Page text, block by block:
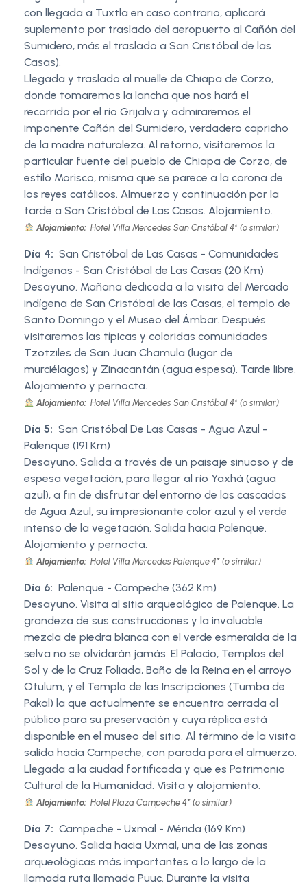
con llegada a Tuxtla en caso contrario, aplicará
suplemento por traslado del aeropuerto al Cañón del
Sumidero, más el traslado a San Cristóbal de las
Casas).
Llegada y traslado al muelle de Chiapa de Corzo,
donde tomaremos la lancha que nos hará el
recorrido por el río Grijalva y admiraremos el
imponente Cañón del Sumidero, verdadero capricho
de la madre naturaleza. Al retorno, visitaremos la
particular fuente del pueblo de Chiapa de Corzo, de
estilo Morisco, misma que se parece a la corona de
los reyes católicos. Almuerzo y continuación por la
tarde a San Cristóbal de Las Casas. Alojamiento.
Alojamiento: Hotel Villa Mercedes San Cristóbal 4* (o similar)
Día 4: San Cristóbal de Las Casas - Comunidades
Indígenas - San Cristóbal de Las Casas (20 Km)
Desayuno. Mañana dedicada a la visita del Mercado
indígena de San Cristóbal de las Casas, el templo de
Santo Domingo y el Museo del Ámbar. Después
visitaremos las típicas y coloridas comunidades
Tzotziles de San Juan Chamula (lugar de
murciélagos) y Zinacantán (agua espesa). Tarde libre.
Alojamiento y pernocta.
Alojamiento: Hotel Villa Mercedes San Cristóbal 4* (o similar)
Día 5: San Cristóbal De Las Casas - Agua Azul -
Palenque (191 Km)
Desayuno. Salida a través de un paisaje sinuoso y de
espesa vegetación, para llegar al río Yaxhá (agua
azul), a fin de disfrutar del entorno de las cascadas
de Agua Azul, su impresionante color azul y el verde
intenso de la vegetación. Salida hacia Palenque.
Alojamiento y pernocta.
Alojamiento: Hotel Villa Mercedes Palenque 4* (o similar)
Día 6: Palenque - Campeche (362 Km)
Desayuno. Visita al sitio arqueológico de Palenque. La
grandeza de sus construcciones y la invaluable
mezcla de piedra blanca con el verde esmeralda de la
selva no se olvidarán jamás: El Palacio, Templos del
Sol y de la Cruz Foliada, Baño de la Reina en el arroyo
Otulum, y el Templo de las Inscripciones (Tumba de
Pakal) la que actualmente se encuentra cerrada al
público para su preservación y cuya réplica está
disponible en el museo del sitio. Al término de la visita
salida hacia Campeche, con parada para el almuerzo.
Llegada a la ciudad fortificada y que es Patrimonio
Cultural de la Humanidad. Visita y alojamiento.
Alojamiento: Hotel Plaza Campeche 4* (o similar)
Día 7: Campeche - Uxmal - Mérida (169 Km)
Desayuno. Salida hacia Uxmal, una de las zonas
arqueológicas más importantes a lo largo de la
llamada ruta llamada Puuc. Durante la visita